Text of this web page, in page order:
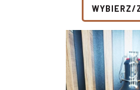
WYBIERZ/